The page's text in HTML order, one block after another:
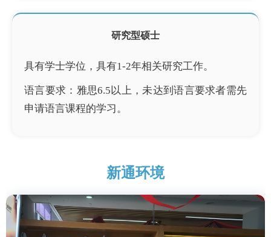
研究型硕士
具有学士学位，具有1-2年相关研究工作。
语言要求：雅思6.5以上，未达到语言要求者需先
申请语言课程的学习。
新通环境